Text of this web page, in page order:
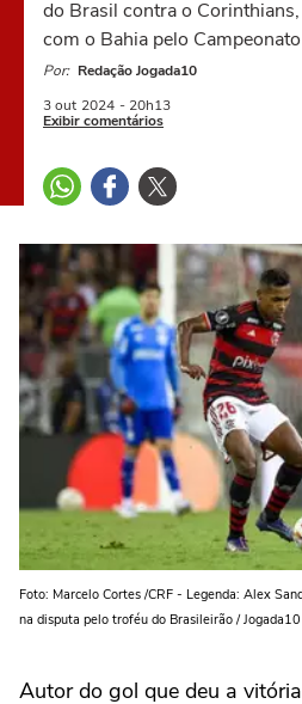
do Brasil contra o
com o Bahia pelo
Por: Redação Jogada10
3 out 2024 - 20h13
Exibir comentários
Foto: Marcelo Cortes /CRF - Legenda: Alex
na disputa pelo troféu do Brasileirão / Jogada10
Autor do gol que deu a